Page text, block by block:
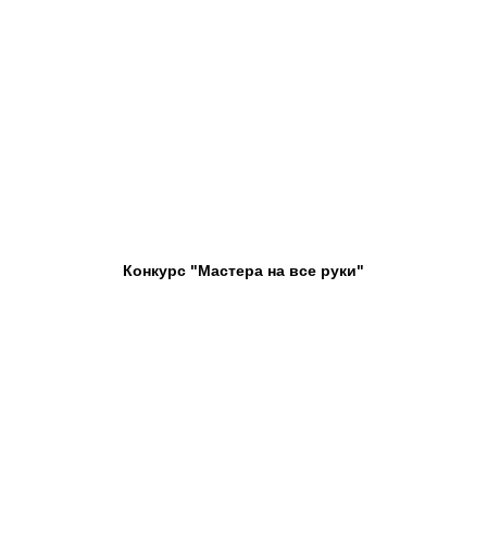
Конкурс "Мастера на все руки"